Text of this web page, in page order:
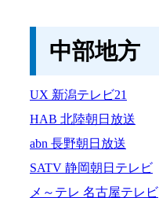
中部地方
UX 新潟テレビ21
HAB 北陸朝日放送
abn 長野朝日放送
SATV 静岡朝日テレビ
メ～テレ 名古屋テレビ